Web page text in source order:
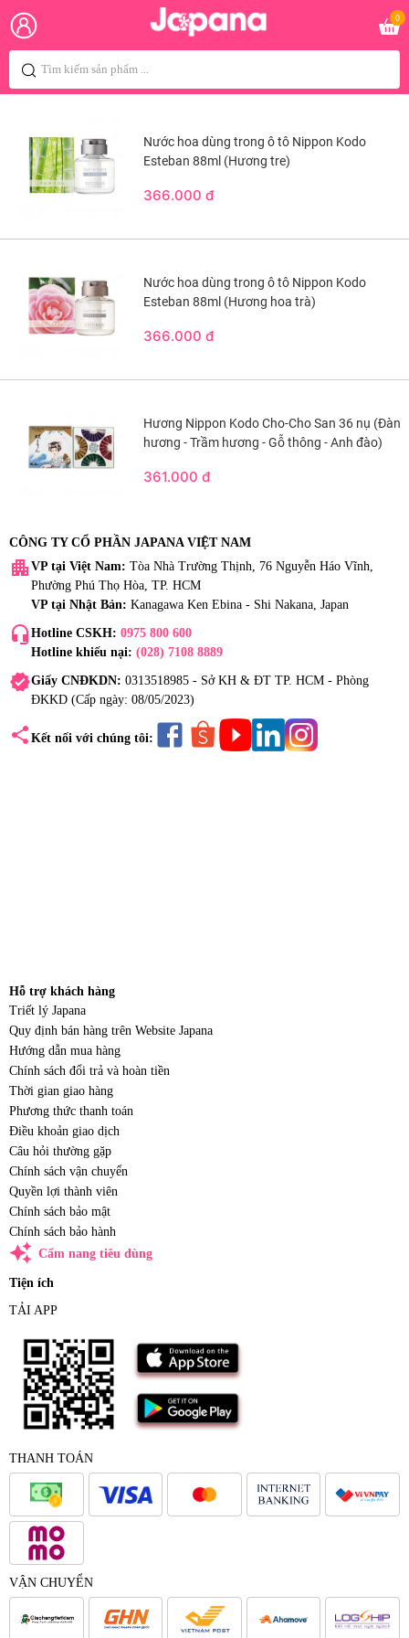
0
Nước hoa dùng trong ô tô Nippon Kodo
Esteban 88ml (Hương tre)
366.000 đ
Nước hoa dùng trong ô tô Nippon Kodo
Esteban 88ml (Hương hoa trà)
366.000 đ
Hương Nippon Kodo Cho-Cho San 36 nụ (Đàn
hương - Trầm hương - Gỗ thông - Anh đào)
361.000 đ
CÔNG TY CỔ PHẦN JAPANA VIỆT NAM
apartment VP tại Việt Nam: Tòa Nhà Trường Thịnh, 76 Nguyễn Háo Vĩnh,
Phường Phú Thọ Hòa, TP. HCM
VP tại Nhật Bản: Kanagawa Ken Ebina - Shi Nakana, Japan
headset_mic Hotline CSKH: 0975 800 600
Hotline khiếu nại: (028) 7108 8889
verifiedGiấy CNĐKDN: 0313518985 - Sở KH & ĐT TP. HCM - Phòng
ĐKKD (Cấp ngày: 08/05/2023)
share Kết nối với chúng tôi:
Hỗ trợ khách hàng
Triết lý Japana
Quy định bán hàng trên Website Japana
Hướng dẫn mua hàng
Chính sách đổi trả và hoàn tiền
Thời gian giao hàng
Phương thức thanh toán
Điều khoản giao dịch
Câu hỏi thường gặp
Chính sách vận chuyển
Quyền lợi thành viên
Chính sách bảo mật
Chính sách bảo hành
auto_awesome Cẩm nang tiêu dùng
Tiện ích
TẢI APP
THANH TOÁN
VẬN CHUYỂN